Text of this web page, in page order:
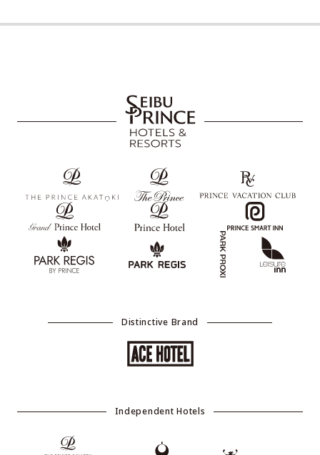
Distinctive Brand
Independent Hotels